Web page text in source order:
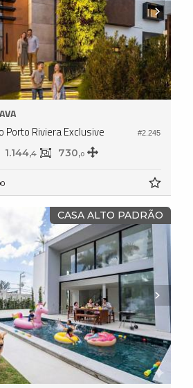
#2.245
Porto Riviera Exclusive
1.144,4 730,0
CASA ALTO PADRÃO